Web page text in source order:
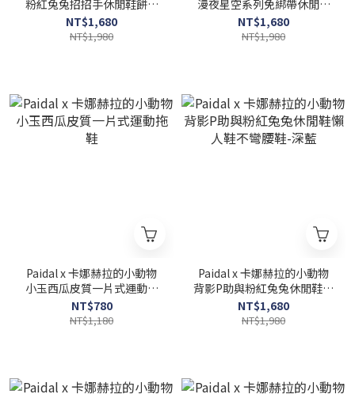
粉紅兔兔招招手休閒鞋餅乾
鞋穆勒鞋-深牛仔
NT$1,680
NT$1,980
漫夜星空系列免綁帶休閒鞋
不彎腰輕運動鞋-黑夜
NT$1,680
NT$1,980
Paidal x 卡娜赫拉的小動物
小玉西瓜皮質一片式運動拖
鞋
NT$780
NT$1,180
Paidal x 卡娜赫拉的小動物
背影P助與粉紅兔兔休閒鞋懶
人鞋不彎腰鞋-深藍
NT$1,680
NT$1,980